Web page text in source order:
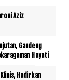
Aziz
Gandeng
Hayati
Hadirkan